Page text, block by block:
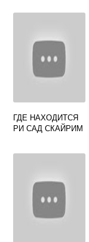
ГДЕ НАХОДИТСЯ
РИ САД СКАЙРИМ